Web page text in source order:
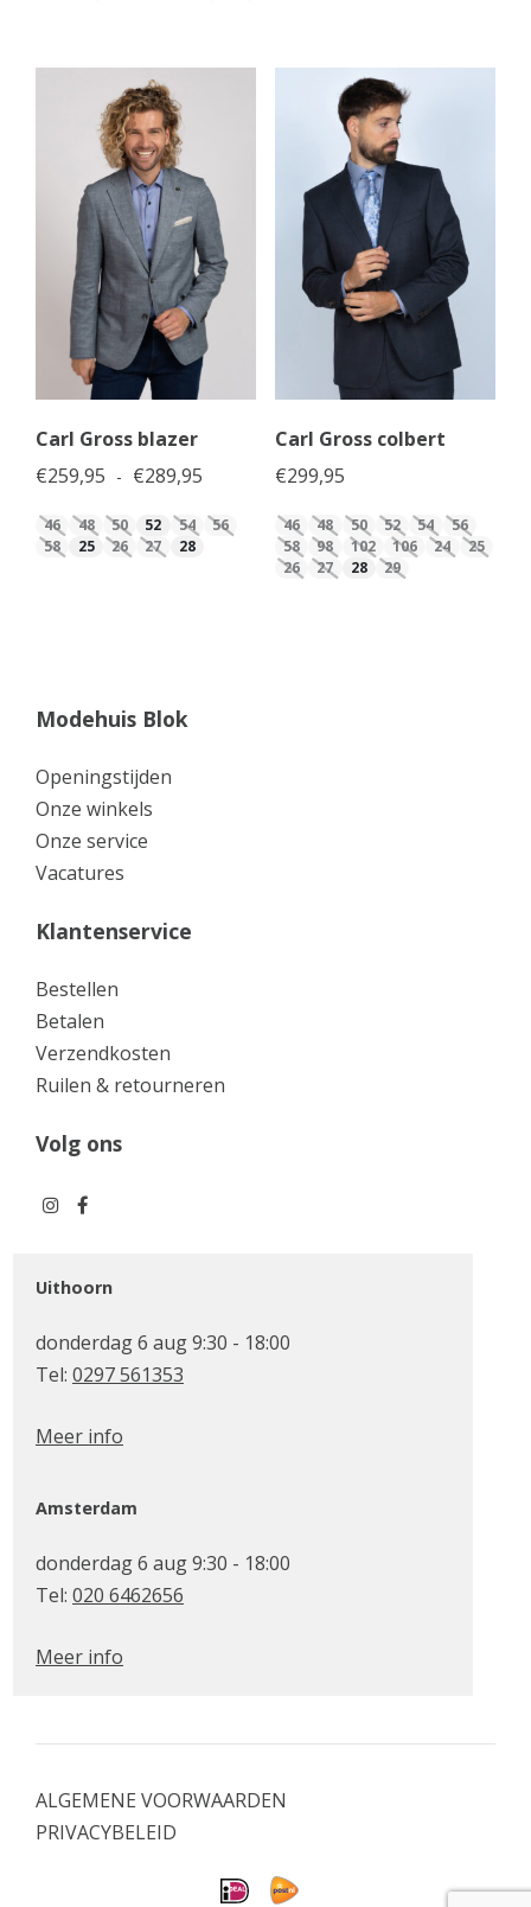
Carl Gross blazer
€259,95 - €289,95 Prijsklasse: €259,95 tot €289,95
46 48 50 52 54
56
58
25 26 27 28
Carl Gross colbert
€299,95
46 48 50 52 54
56
58
98 102 106 24
25
26
27 28 29
Modehuis Blok
Openingstijden
Onze winkels
Onze service
Vacatures
Klantenservice
Bestellen
Betalen
Verzendkosten
Ruilen & retourneren
Volg ons
Uithoorn
donderdag 6 aug 9:30 - 18:00
Tel: 0297 561353
Meer info
Amsterdam
donderdag 6 aug 9:30 - 18:00
Tel: 020 6462656
Meer info
ALGEMENE VOORWAARDEN
PRIVACYBELEID